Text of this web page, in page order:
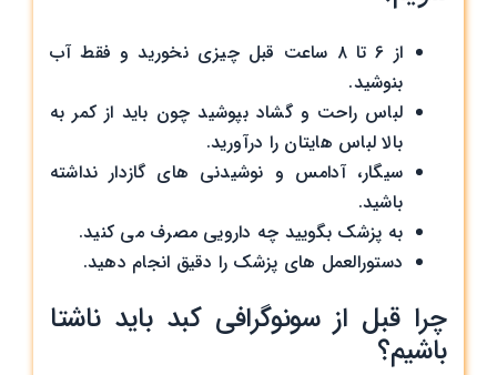
از 6 تا ۸ ساعت قبل چیزی نخورید و فقط آب
بنوشید.
لباس راحت و گشاد بپوشید چون باید از کمر به
بالا لباس‌ هایتان را درآورید.
سیگار، آدامس و نوشیدنی ‌های گازدار نداشته
باشید.
به پزشک بگویید چه دارویی مصرف می‌ کنید.
دستورالعمل ‌های پزشک را دقیق انجام دهید.
چرا قبل از سونوگرافی کبد باید ناشتا
باشیم؟